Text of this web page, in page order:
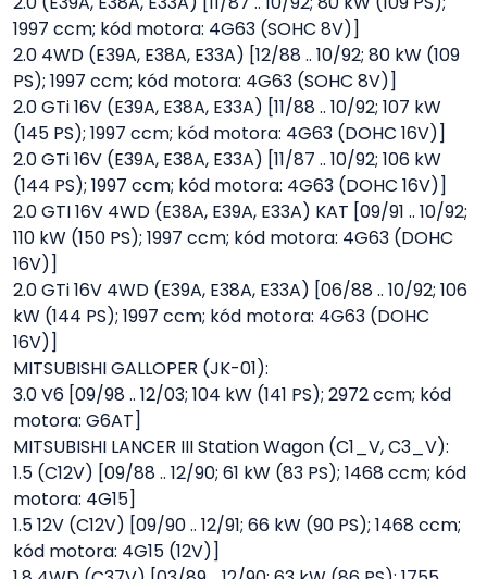
1997 ccm; kód motora: 4G63 (SOHC 8V)]
2.0 4WD (E39A, E38A, E33A) [12/88 .. 10/92; 80 kW (109
PS); 1997 ccm; kód motora: 4G63 (SOHC 8V)]
2.0 GTi 16V (E39A, E38A, E33A) [11/88 .. 10/92; 107 kW
(145 PS); 1997 ccm; kód motora: 4G63 (DOHC 16V)]
2.0 GTi 16V (E39A, E38A, E33A) [11/87 .. 10/92; 106 kW
(144 PS); 1997 ccm; kód motora: 4G63 (DOHC 16V)]
2.0 GTI 16V 4WD (E38A, E39A, E33A) KAT [09/91 .. 10/92;
110 kW (150 PS); 1997 ccm; kód motora: 4G63 (DOHC
16V)]
2.0 GTi 16V 4WD (E39A, E38A, E33A) [06/88 .. 10/92; 106
kW (144 PS); 1997 ccm; kód motora: 4G63 (DOHC
16V)]
MITSUBISHI GALLOPER (JK-01):
3.0 V6 [09/98 .. 12/03; 104 kW (141 PS); 2972 ccm; kód
motora: G6AT]
MITSUBISHI LANCER III Station Wagon (C1_V, C3_V):
1.5 (C12V) [09/88 .. 12/90; 61 kW (83 PS); 1468 ccm; kód
motora: 4G15]
1.5 12V (C12V) [09/90 .. 12/91; 66 kW (90 PS); 1468 ccm;
kód motora: 4G15 (12V)]